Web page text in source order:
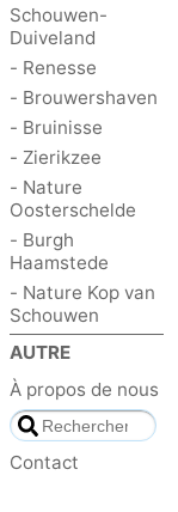
Schouwen-
Duiveland
- Renesse
- Brouwershaven
- Bruinisse
- Zierikzee
- Nature
Oosterschelde
- Burgh
Haamstede
- Nature Kop van
Schouwen
AUTRE
À propos de nous
Contact